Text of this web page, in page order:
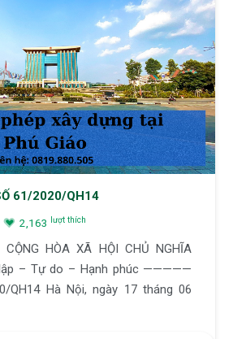
61/2020/QH14
2,163 lượt thích
HÒA XÃ HỘI CHỦ NGHĨA
– Tự do – Hạnh phúc —————
QH14 Hà Nội, ngày 17 tháng 06